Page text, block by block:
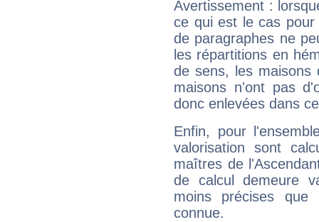
Avertissement :
ce qui est le cas pour
de paragraphes ne
les répartitions en
de sens, les maisons
maisons n'ont pas
donc enlevées dans
Enfin, pour
valorisation sont
maîtres de
de calcul demeure
moins précises que
connue.